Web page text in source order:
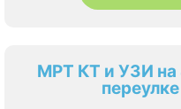
МРТ КТ и УЗИ